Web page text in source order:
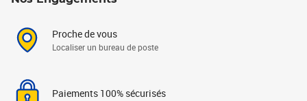
Proche de vous
Localiser un bureau de poste
Paiements 100% sécurisés